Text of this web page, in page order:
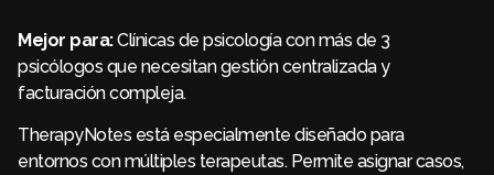
Mejor para:Clínicas de psicología con más de 3
psicólogos que necesitan gestión centralizada y
facturación compleja.
TherapyNotes está especialmente diseñado para
entornos con múltiples terapeutas. Permite asignar casos,